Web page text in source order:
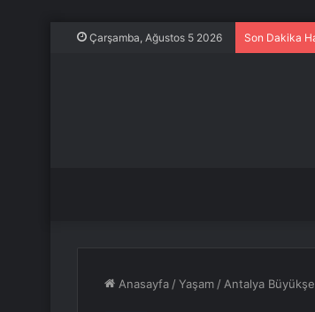
Çarşamba, Ağustos 5 2026 Son Dakika
Anasayfa /Yaşam / Antalya